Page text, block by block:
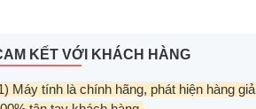
KẾT VỚI KHÁCH HÀNG
Máy tính là chính hãng, phát hiện hàng